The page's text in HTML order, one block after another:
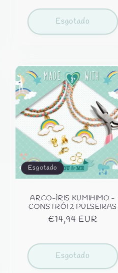
Esgotado
Esgotado
ARCO-ÍRIS KUMIHIMO -
CONSTRÓI 2 PULSEIRAS
Preço
€14,94 EUR
Esgotado